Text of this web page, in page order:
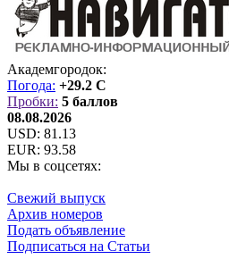
Академгородок:
Погода: +29.2 C
Пробки: 5 баллов
08.08.2026
USD: 81.13
EUR: 93.58
Мы в соцсетях:
Свежий выпуск
Архив номеров
Подать объявление
Подписаться на Статьи